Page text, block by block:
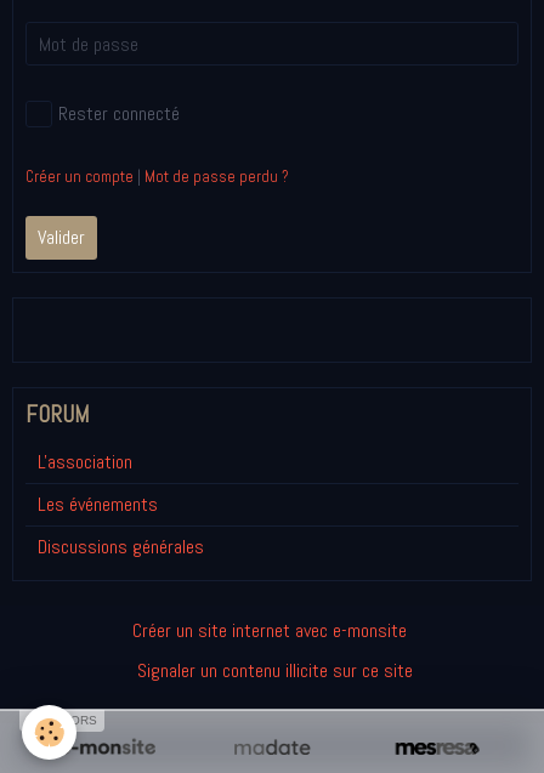
Rester connecté
Créer un compte | Mot de passe perdu ?
Valider
FORUM
L'association
Les événements
Discussions générales
Créer un site internet avec e-monsite
Signaler un contenu illicite sur ce site
SPONSORS